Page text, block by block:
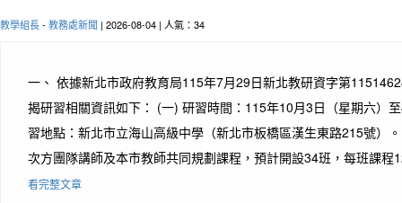
教學組長- 教務處新聞 | 2026-08-04 | 人氣：34
一、 依據新北市政府教育局115年7月29日新北教研資字第
揭研習相關資訊如下： (一) 研習時間：115年10月3日（星期六）
習地點：新北市立海山高級中學（新北市板橋區漢生東路215號）
次方團隊講師及本市教師共同規劃課程，預計開設34班，每班課
看完整文章